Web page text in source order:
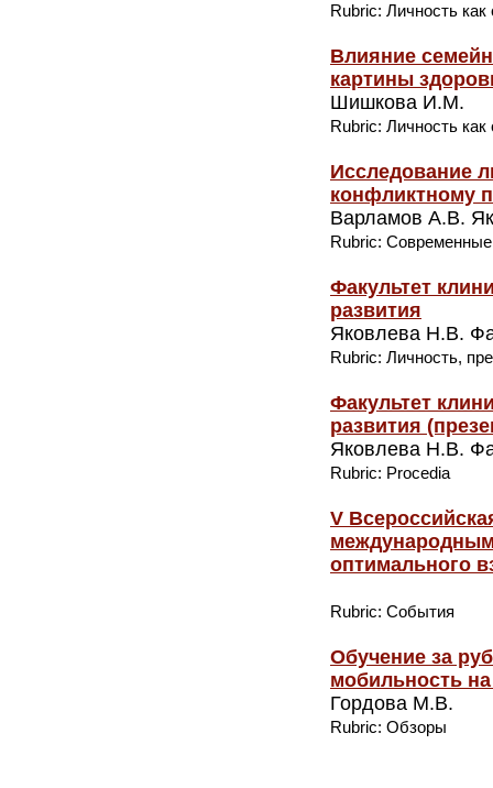
Rubric: Личность
Влияние
картины
Шишкова И.М.
Rubric: Личность
Исследование
конфликтному
Варламов А.В.
Rubric:
Факультет
развития
Яковлева Н.В.
Rubric: Личность,
Факультет
развития
Яковлева Н.В.
Rubric: Procedia
V
международным
оптимального
Rubric: События
Обучение за
мобильность
Гордова М.В.
Rubric: Обзоры